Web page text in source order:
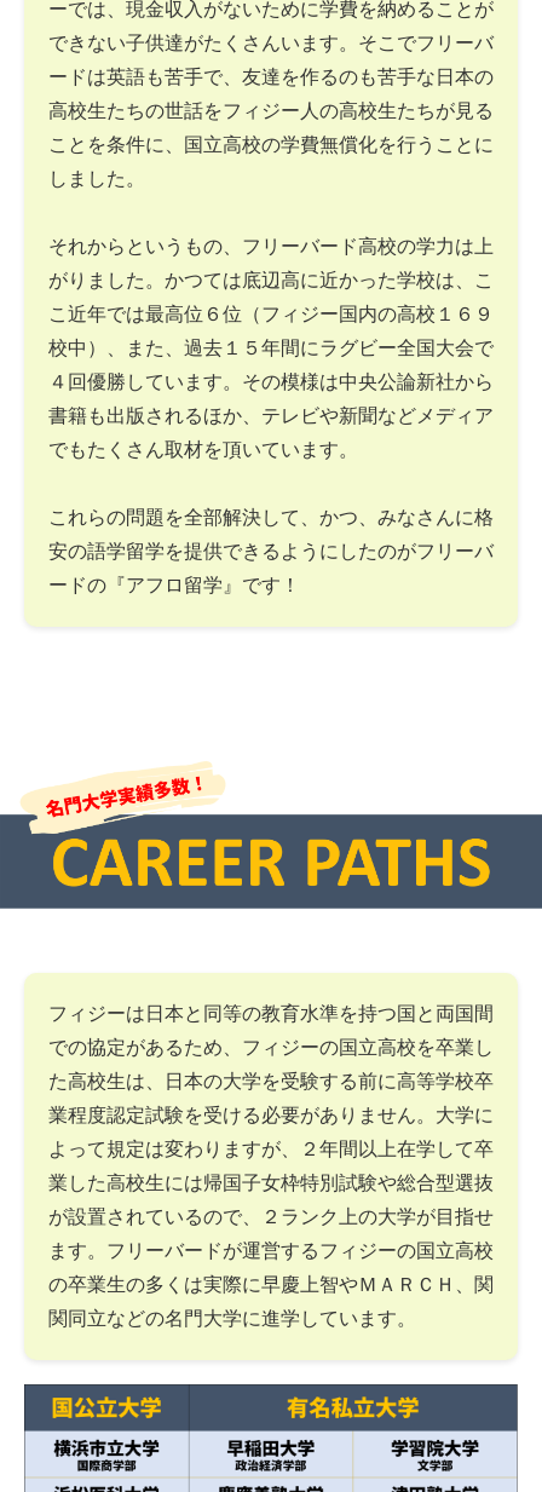
ーでは、現金収入がないために学費を納めることが
できない子供達がたくさんいます。そこでフリーバ
ードは英語も苦手で、友達を作るのも苦手な日本の
高校生たちの世話をフィジー人の高校生たちが見る
ことを条件に、国立高校の学費無償化を行うことに
しました。
それからというもの、フリーバード高校の学力は上
がりました。かつては底辺高に近かった学校は、こ
こ近年では最高位６位（フィジー国内の高校１６９
校中）、また、過去１５年間にラグビー全国大会で
４回優勝しています。その模様は中央公論新社から
書籍も出版されるほか、テレビや新聞などメディア
でもたくさん取材を頂いています。
これらの問題を全部解決して、かつ、みなさんに格
安の語学留学を提供できるようにしたのがフリーバ
ードの『アフロ留学』です！
フィジーは日本と同等の教育水準を持つ国と両国間
での協定があるため、フィジーの国立高校を卒業し
た高校生は、日本の大学を受験する前に高等学校卒
業程度認定試験を受ける必要がありません。大学に
よって規定は変わりますが、２年間以上在学して卒
業した高校生には帰国子女枠特別試験や総合型選抜
が設置されているので、２ランク上の大学が目指せ
ます。フリーバードが運営するフィジーの国立高校
の卒業生の多くは実際に早慶上智やＭＡＲＣＨ、関
関同立などの名門大学に進学しています。